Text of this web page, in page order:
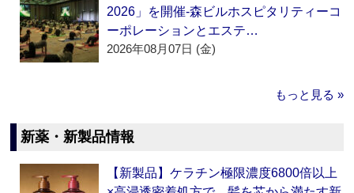
2026」を開催‐森ビルホスピタリティーコ
ーポレーションとエステ…
2026年08月07日 (金)
もっと見る »
新薬・新製品情報
【新製品】ケラチン極限濃度6800倍以上